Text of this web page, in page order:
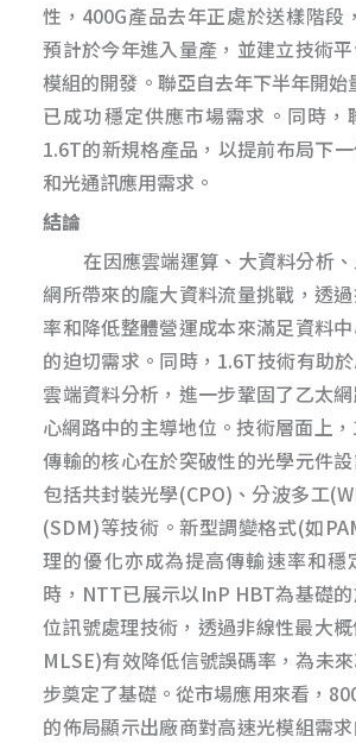
性，400G產品去年正處於送樣階段
預計於今年進入量產，並建立技術
模組的開發。聯亞自去年下半年開始
已成功穩定供應市場需求。同時，
1.6T的新規格產品，以提前布局下
和光通訊應用需求。
結論
在因應雲端運算、大資料分析、
網所帶來的龐大資料流量挑戰，透
率和降低整體營運成本來滿足資料
的迫切需求。同時，1.6T技術有助
雲端資料分析，進一步鞏固了乙太
心網路中的主導地位。技術層面上
傳輸的核心在於突破性的光學元件設
包括共封裝光學(CPO)、分波多工
(SDM)等技術。新型調變格式(如
理的優化亦成為提高傳輸速率和穩
時，NTT已展示以InP HBT為基礎
位訊號處理技術，透過非線性最大
MLSE)有效降低信號誤碼率，為未
步奠定了基礎。從市場應用來看，
的佈局顯示出廠商對高速光模組需